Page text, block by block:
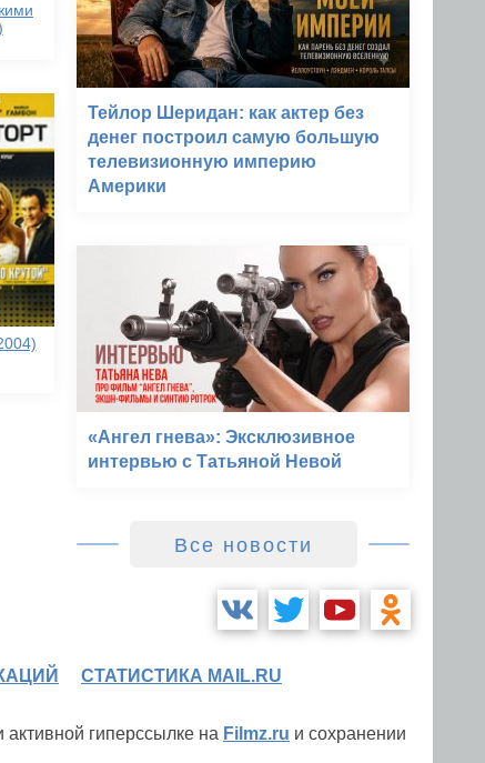
Тейлор Шеридан: как актер без
денег построил самую большую
телевизионную империю
Америки
«Ангел гнева»: Эксклюзивное
интервью с Татьяной Невой
Все новости
СТАТИСТИКА MAIL.RU
гиперссылке на Filmz.ru и сохранении